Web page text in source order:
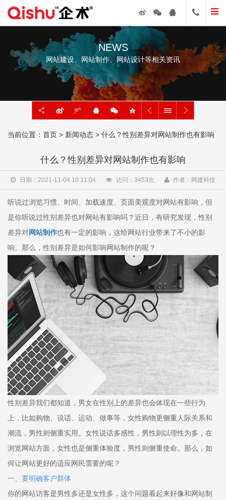
NEWS
网站建设、网站制作、网站设计等相关资讯
当前位置： 首页 > 新闻动态 > 什么？性别差异对网站制作也有影响
什么？性别差异对网站制作也有影响
日期：2021-11-04 10:11:04 访问： 3453次 作者：网建科技
听说过浏览习惯、时间、加载速度、页面美观度对网站有影响，但
是你听说过性别差异也对网站有影响吗？近日，有研究发现，性别
差异对网站制作也有一定的影响，这给网站行业带来了不小的影
响。那么，性别差异是如何影响网站制作的呢？
性别差异我们都知道，男女在性别上的差异也会体现在一些行为
上，比如购物、说话、运动、做事等，女性购物更侧重人际关系和
潮流，男性则侧重实用。女性说话多感性，男性则以理性为多，在
浏览网站方面，女性也是侧重体验度，男性则侧重使命。那么，如
何让网站更好的适应网民需要的呢？
一、要明确客户群体
你的网站访客是男性多还是女性多，这个问题看起来好像和网站制